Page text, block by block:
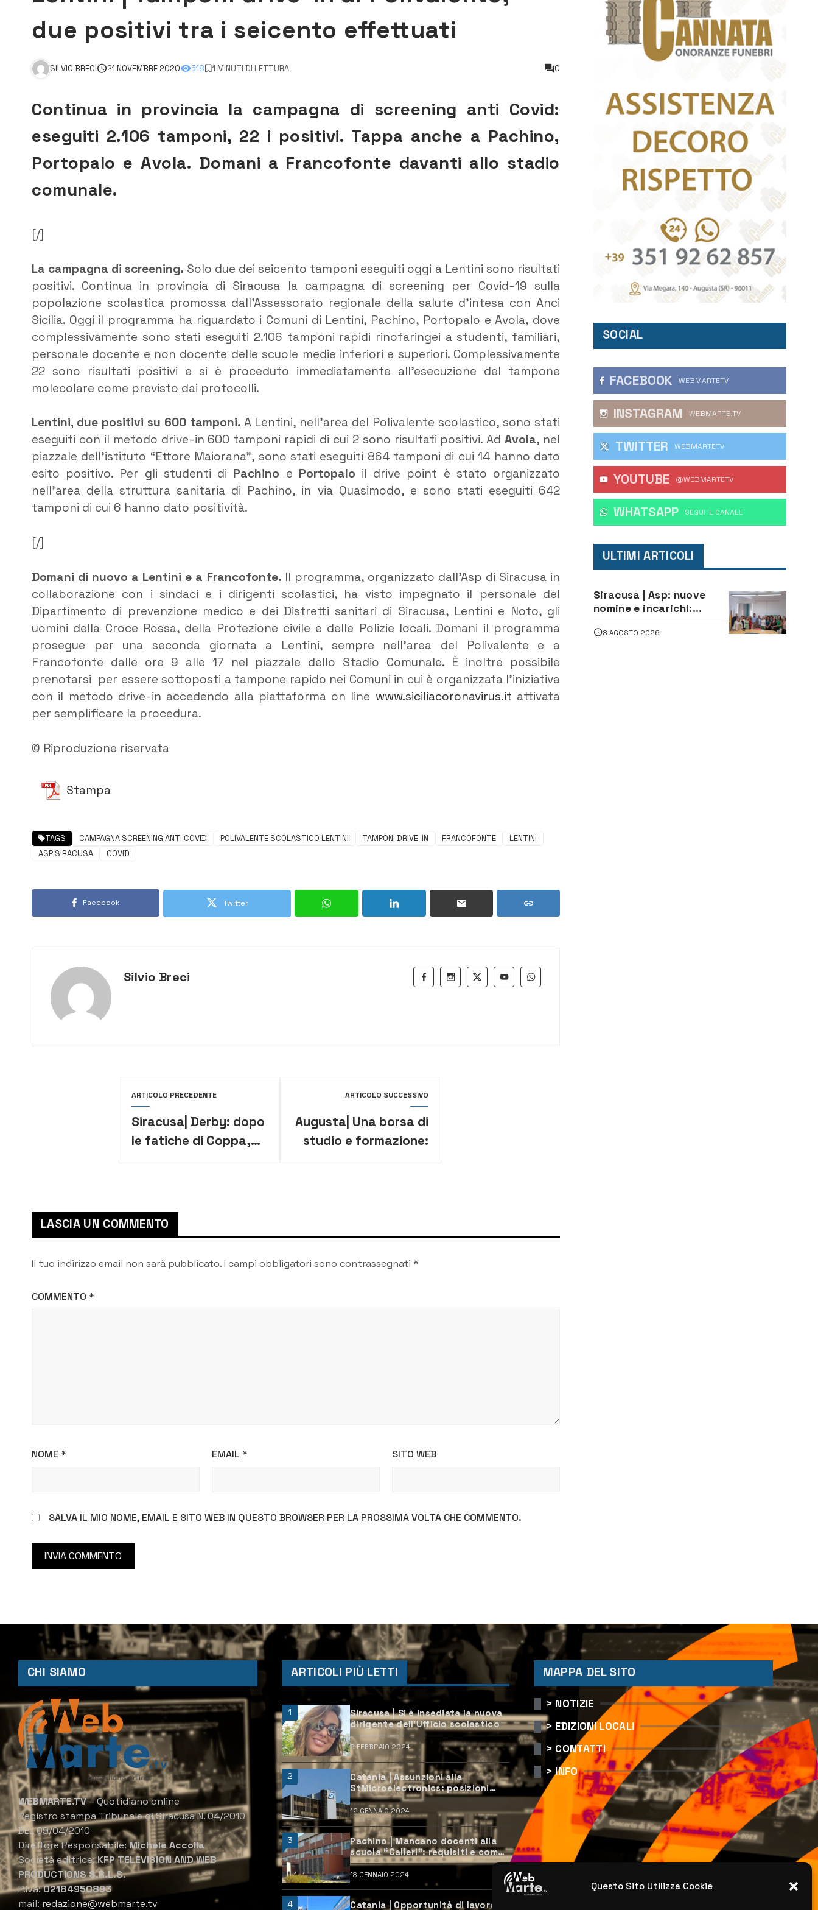
Questo Sito Utilizza Cookie
due positivi tra i seicento effettuati
SILVIO BRECI 21 NOVEMBRE 2020 518 1 MINUTI DI LETTURA 0
Continua in provincia la campagna di screening anti Covid:
eseguiti 2.106 tamponi, 22 i positivi. Tappa anche a Pachino,
Portopalo e Avola. Domani a Francofonte davanti allo stadio
comunale.
[/]
La campagna di screening. Solo due dei seicento tamponi eseguiti oggi a Lentini sono risultati
positivi. Continua in provincia di Siracusa la campagna di screening per Covid-19 sulla
popolazione scolastica promossa dall’Assessorato regionale della salute d’intesa con Anci
Sicilia. Oggi il programma ha riguardato i Comuni di Lentini, Pachino, Portopalo e Avola, dove
complessivamente sono stati eseguiti 2.106 tamponi rapidi rinofaringei a studenti, familiari,
personale docente e non docente delle scuole medie inferiori e superiori. Complessivamente
22 sono risultati positivi e si è proceduto immediatamente all’esecuzione del tampone
molecolare come previsto dai protocolli.
Lentini, due positivi su 600 tamponi. A Lentini, nell’area del Polivalente scolastico, sono stati
eseguiti con il metodo drive-in 600 tamponi rapidi di cui 2 sono risultati positivi. AdAvola, nel
piazzale dell’istituto “Ettore Maiorana”, sono stati eseguiti 864 tamponi di cui 14 hanno dato
esito positivo. Per gli studenti di Pachino e Portopalo il drive point è stato organizzato
nell’area della struttura sanitaria di Pachino, in via Quasimodo, e sono stati eseguiti 642
tamponi di cui 6 hanno dato positività.
[/]
Domani di nuovo a Lentini e a Francofonte. Il programma, organizzato dall’Asp di Siracusa in
collaborazione con i sindaci e i dirigenti scolastici, ha visto impegnato il personale del
Dipartimento di prevenzione medico e dei Distretti sanitari di Siracusa, Lentini e Noto, gli
uomini della Croce Rossa, della Protezione civile e delle Polizie locali. Domani il programma
prosegue per una seconda giornata a Lentini, sempre nell’area del Polivalente e a
Francofonte dalle ore 9 alle 17 nel piazzale dello Stadio Comunale. È inoltre possibile
prenotarsi per essere sottoposti a tampone rapido nei Comuni in cui è organizzata l’iniziativa
con il metodo drive-in accedendo alla piattaforma on line www.siciliacoronavirus.it attivata
per semplificare la procedura.
© Riproduzione riservata
Stampa
TAGS CAMPAGNA SCREENING ANTI COVID POLIVALENTE SCOLASTICO LENTINI TAMPONI DRIVE-IN FRANCOFONTE
LENTINI
ASP SIRACUSA
COVID
Facebook Twitter
Silvio Breci
ARTICOLO PRECEDENTE
Siracusa| Derby: dopo
le fatiche di Coppa,
ARTICOLO SUCCESSIVO
Augusta| Una borsa di
studio e formazione:
LASCIA UN COMMENTO
Il tuo indirizzo email non sarà pubblicato.I campi obbligatori sono contrassegnati *
COMMENTO *
NOME * EMAIL * SITO WEB
SALVA IL MIO NOME, EMAIL E SITO WEB IN QUESTO BROWSER PER LA PROSSIMA VOLTA CHE COMMENTO.
SOCIAL
FACEBOOK WEBMARTETV
INSTAGRAM WEBMARTE.TV
TWITTER WEBMARTETV
YOUTUBE @WEBMARTETV
WHATSAPP ‎SEGUI IL CANALE
ULTIMI ARTICOLI
Siracusa | Asp: nuove
nomine e incarichi:
di Sanità pubblica,
8 AGOSTO 2026
CHI SIAMO
WEBMARTE.TV– Quotidiano online
Registro stampa Tribunale di Siracusa N. 04/2010
DEL 09/04/2010
Direttore Responsabile:Michele Accolla
Società editrice:KFP TELEVISION AND WEB
PRODUCTIONS S.R.L.S.
P.Iva:02184950893
mail: redazione@webmarte.tv
ARTICOLI PIÙ LETTI
1
Siracusa | Si è insediata la nuova
dirigente dell’Ufficio scolastico
6 FEBBRAIO 2024
2
Catania | Assunzioni alla
StMicroelectronics: posizioni
aperte e come candidarsi
12 GENNAIO 2024
3
Pachino | Mancano docenti alla
scuola “Calleri”: requisiti e come
candidarsi
18 GENNAIO 2024
4 Catania | Opportunità di lavoro
MAPPA DEL SITO
> NOTIZIE
> EDIZIONI LOCALI
> CONTATTI
> INFO